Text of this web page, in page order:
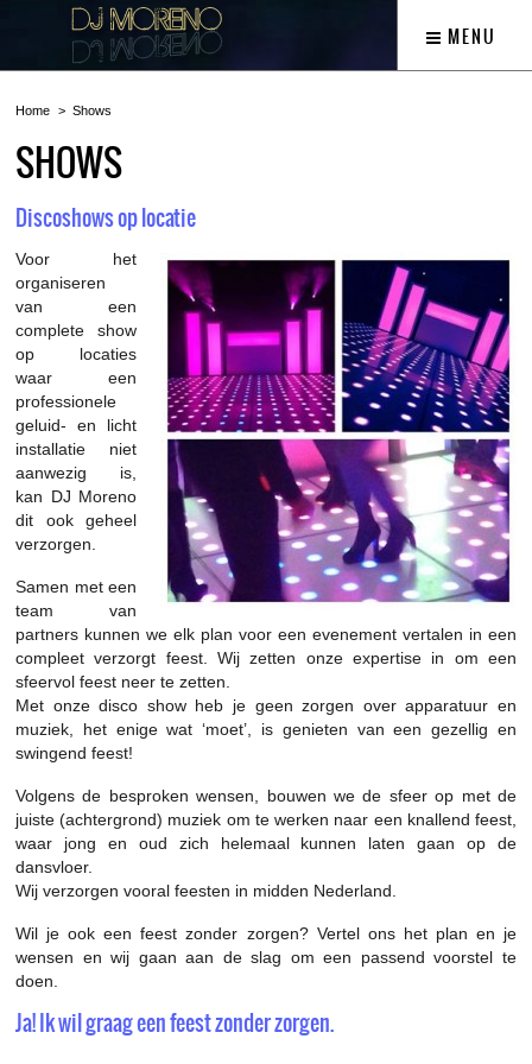
MENU
Home Shows
SHOWS
Discoshows op locatie
Voor het
organiseren
van een
complete show
op locaties
waar een
professionele
geluid- en licht
installatie niet
aanwezig is,
kan DJ Moreno
dit ook geheel
verzorgen.
Samen met een
team van
partners kunnen we elk plan voor een evenement vertalen in een
compleet verzorgt feest. Wij zetten onze expertise in om een
sfeervol feest neer te zetten.
Met onze disco show heb je geen zorgen over apparatuur en
muziek, het enige wat ‘moet’, is genieten van een gezellig en
swingend feest!
Volgens de besproken wensen, bouwen we de sfeer op met de
juiste (achtergrond) muziek om te werken naar een knallend feest,
waar jong en oud zich helemaal kunnen laten gaan op de
dansvloer.
Wij verzorgen vooral feesten in midden Nederland.
Wil je ook een feest zonder zorgen? Vertel ons het plan en je
wensen en wij gaan aan de slag om een passend voorstel te
doen.
Ja! Ik wil graag een feest zonder zorgen.